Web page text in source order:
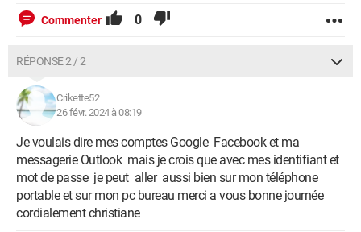
Commenter 0
RÉPONSE 2 / 2
Crikette52
26 févr. 2024 à 08:19
Je voulais dire mes comptes Google Facebook et ma
messagerie Outlook mais je crois que avec mes identifiant et
mot de passe je peut aller aussi bien sur mon téléphone
portable et sur mon pc bureau merci a vous bonne journée
cordialement christiane